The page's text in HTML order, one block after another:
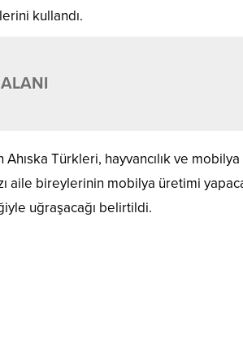
kullandı.
Ahıska Türkleri, hayvancılık ve mobilya
aile bireylerinin mobilya üretimi
uğraşacağı belirtildi.